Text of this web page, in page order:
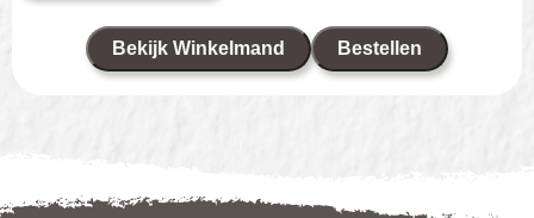
Bekijk Winkelmand Bestellen